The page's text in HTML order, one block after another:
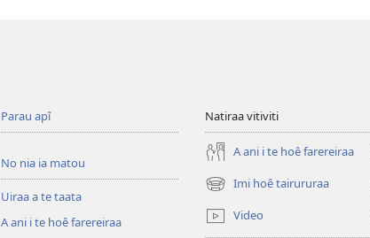
Parau apî
No nia ia matou
Uiraa a te taata
A ani i te hoê farereiraa
Natiraa vitiviti
A ani i te hoê farereiraa
Imi hoê tairururaa
(opens
new
window)
Video